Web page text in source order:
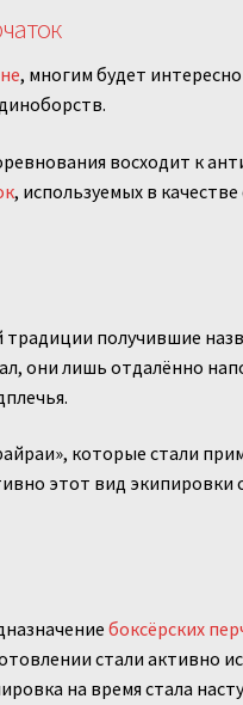
, многим будет
восходит к
, используемых в
получившие
они лишь отдалённо
которые стали
этот вид экипировки
боксёрских
стали активно
на время стала